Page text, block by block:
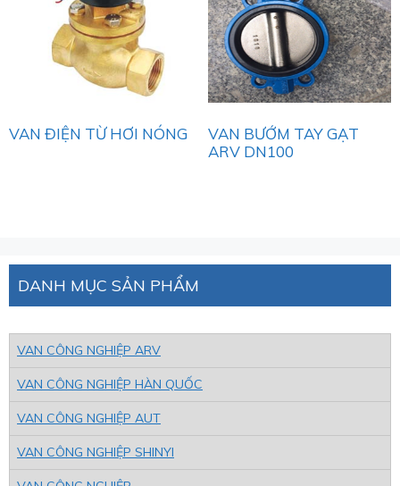
VAN ĐIỆN TỪ HƠI NÓNG
VAN BƯỚM TAY GẠT
ARV DN100
DANH MỤC SẢN PHẨM
VAN CÔNG NGHIỆP ARV
VAN CÔNG NGHIỆP HÀN QUỐC
VAN CÔNG NGHIỆP AUT
VAN CÔNG NGHIỆP SHINYI